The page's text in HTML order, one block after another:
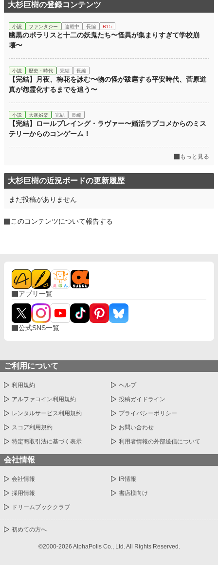
大杉巨樹の登録コンテンツ
小説 ファンタジー 連載中 長編 R15
幽黒のポラリスと十二の妖鬼たち〜怪異が集まりすぎて学校崩
壊〜
小説 歴史・時代 完結 長編
【完結】月夜、梅花を詠む〜物の怪が跋扈する平安時代、菅原道
真が怨霊化するまでを追う〜
小説 大衆娯楽 完結 長編
【完結】ロールプレイング・ラヴァー〜婚活ラブコメからのミス
テリーからのコンゲーム！
もっと見る
大杉巨樹の近況ボードの更新履歴
まだ投稿がありません
このコンテンツについて報告する
アプリ一覧
公式SNS一覧
ご利用について
利用規約 ヘルプ
アルファコイン利用規約 投稿ガイドライン
レンタルサービス利用規約 プライバシーポリシー
スコア利用規約 お問い合わせ
特定商取引法に基づく表示 利用者情報の外部送信について
会社情報
会社情報 IR情報
採用情報 書店様向け
ドリームブッククラブ
初めての方へ
©2000-2026 AlphaPolis Co., Ltd. All Rights Reserved.